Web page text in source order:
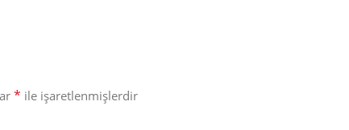
* ile işaretlenmişlerdir